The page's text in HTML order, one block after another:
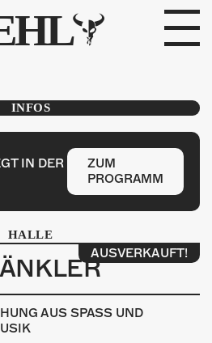
INFOS
IN DER
ZUM
PROGRAMM
HALLE
AUSVERKAUFT!
AUS SPASS UND